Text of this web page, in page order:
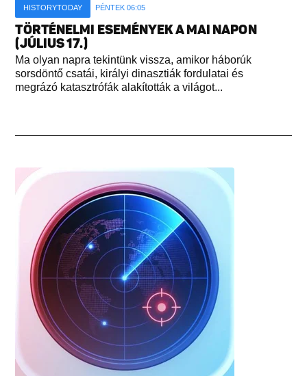
HISTORYTODAY PÉNTEK 06:05
TÖRTÉNELMI ESEMÉNYEK A MAI NAPON
(JÚLIUS 17.)
Ma olyan napra tekintünk vissza, amikor háborúk
sorsdöntő csatái, királyi dinasztiák fordulatai és
megrázó katasztrófák alakították a világot...